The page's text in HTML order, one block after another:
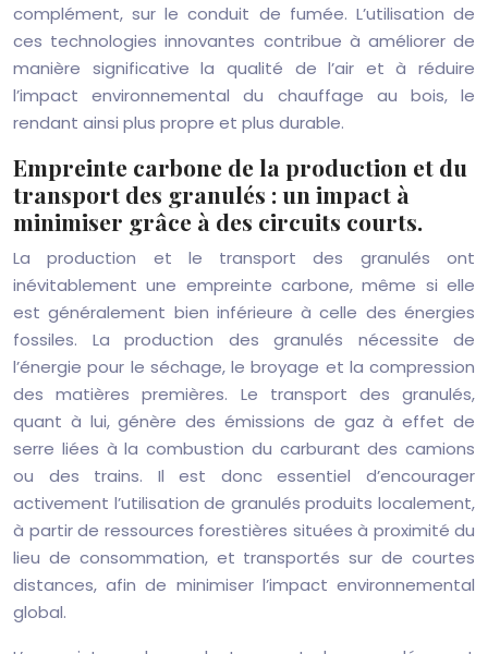
complément, sur le conduit de fumée. L’utilisation de
ces technologies innovantes contribue à améliorer de
manière significative la qualité de l’air et à réduire
l’impact environnemental du chauffage au bois, le
rendant ainsi plus propre et plus durable.
Empreinte carbone de la production et du
transport des granulés : un impact à
minimiser grâce à des circuits courts.
La production et le transport des granulés ont
inévitablement une empreinte carbone, même si elle
est généralement bien inférieure à celle des énergies
fossiles. La production des granulés nécessite de
l’énergie pour le séchage, le broyage et la compression
des matières premières. Le transport des granulés,
quant à lui, génère des émissions de gaz à effet de
serre liées à la combustion du carburant des camions
ou des trains. Il est donc essentiel d’encourager
activement l’utilisation de granulés produits localement,
à partir de ressources forestières situées à proximité du
lieu de consommation, et transportés sur de courtes
distances, afin de minimiser l’impact environnemental
global.